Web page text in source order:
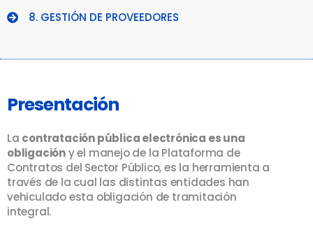
8. GESTIÓN DE PROVEEDORES
Presentación
La contratación pública electrónica es una
obligacióny el manejo de la Plataforma de
Contratos del Sector Público, es la herramienta a
través de la cual las distintas entidades han
vehiculado esta obligación de tramitación
integral.